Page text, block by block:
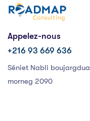
Appelez-nous
+216 93 669 636
Séniet Nabli boujargdua
morneg 2090